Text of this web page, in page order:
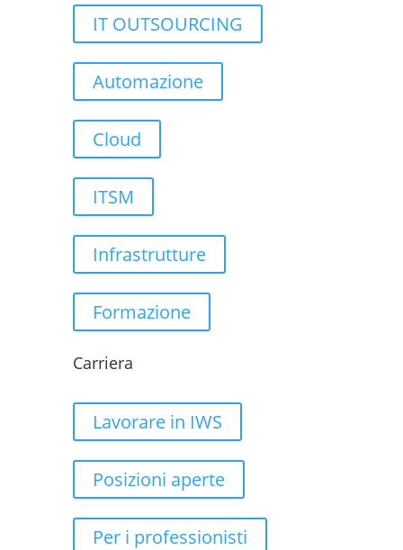
IT OUTSOURCING
Automazione
Cloud
ITSM
Infrastrutture
Formazione
Carriera
Lavorare in IWS
Posizioni aperte
Per i professionisti